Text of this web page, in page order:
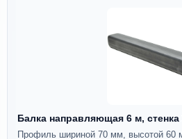
Балка направляющая 6 м,
Профиль шириной 70 мм, высотой 60